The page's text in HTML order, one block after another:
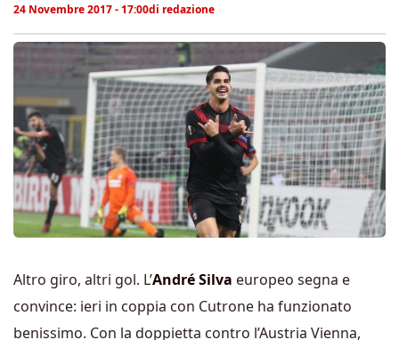
24 Novembre 2017 - 17:00di redazione
Altro giro, altri gol. L’André Silva europeo segna e
convince: ieri in coppia con Cutrone ha funzionato
benissimo. Con la doppietta contro l’Austria Vienna,